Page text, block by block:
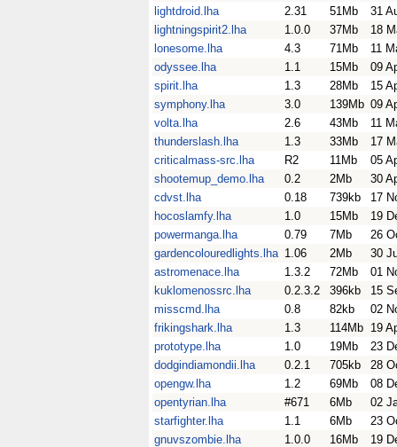
lightdroid.lha
2.31 51Mb
31
lightningspirit2.lha
1.0.0 37Mb
18
lonesome.lha
4.3 71Mb
11
odyssee.lha
1.1 15Mb
09
spirit.lha
1.3 28Mb
15
symphony.lha
3.0 139Mb 09
volta.lha
2.6 43Mb
11
thunderslash.lha
1.3 33Mb
17
criticalmass-src.lha
R2 11Mb
05
shootemup_demo.lha
0.2 2Mb
30
cdvst.lha
0.18 739kb
17
hocoslamfy.lha
1.0 15Mb
19
powermanga.lha
0.79 7Mb
26
gardencolouredlights.lha 1.06 2Mb
30
astromenace.lha
1.3.2 72Mb
01
kuklomenossrc.lha
0.2.3.2 396kb
15
misscmd.lha
0.8 82kb
02
frikingshark.lha
1.3 114Mb 19
prototype.lha
1.0 19Mb
23
dodgindiamondii.lha
0.2.1 705kb
28
opengw.lha
1.2 69Mb
08
opentyrian.lha
#671 6Mb
02
starfighter.lha
1.1 6Mb
23
gnuvszombie.lha
1.0.0 16Mb
19